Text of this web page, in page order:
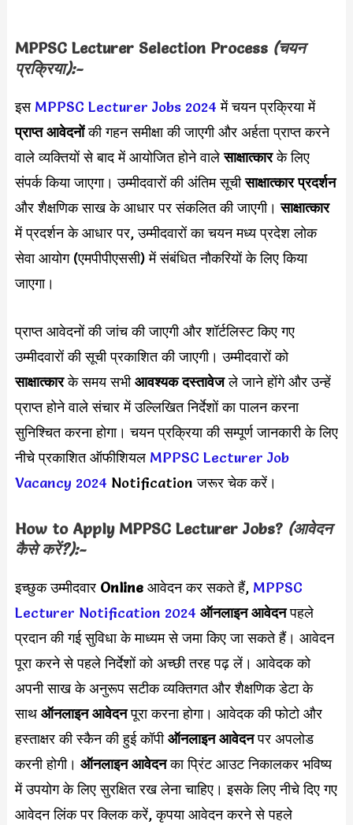
MPPSC Lecturer Selection Process (चयन
प्रक्रिया):-
इस MPPSC Lecturer Jobs 2024 में चयन प्रक्रिया में
प्राप्त आवेदनोंकी गहन समीक्षा की जाएगी और अर्हता प्राप्त करने
वाले व्यक्तियों से बाद में आयोजित होने वालेसाक्षात्कारके लिए
संपर्क किया जाएगा। उम्मीदवारों की अंतिम सूचीसाक्षात्कार प्रदर्शन
और शैक्षणिक साख के आधार पर संकलित की जाएगी।साक्षात्कार
में प्रदर्शन के आधार पर, उम्मीदवारों का चयन मध्य प्रदेश लोक
सेवा आयोग (एमपीपीएससी) में संबंधित नौकरियों के लिए किया
जाएगा।
प्राप्त आवेदनों की जांच की जाएगी और शॉर्टलिस्ट किए गए
उम्मीदवारों की सूची प्रकाशित की जाएगी। उम्मीदवारों को
साक्षात्कारके समय सभीआवश्यक दस्तावेजले जाने होंगे और उन्हें
प्राप्त होने वाले संचार में उल्लिखित निर्देशों का पालन करना
सुनिश्चित करना होगा। चयन प्रक्रिया की सम्पूर्ण जानकारी के लिए
नीचे प्रकाशित ऑफीशियल MPPSC Lecturer Job
Vacancy 2024 Notification जरूर चेक करें।
How to Apply MPPSC Lecturer Jobs?(आवेदन
कैसे करें?):-
इच्छुक उम्मीदवार Online आवेदन कर सकते हैं, MPPSC
Lecturer Notification 2024 ऑनलाइन आवेदनपहले
प्रदान की गई सुविधा के माध्यम से जमा किए जा सकते हैं। आवेदन
पूरा करने से पहले निर्देशों को अच्छी तरह पढ़ लें। आवेदक को
अपनी साख के अनुरूप सटीक व्यक्तिगत और शैक्षणिक डेटा के
साथ ऑनलाइन आवेदनपूरा करना होगा। आवेदक की फोटो और
हस्ताक्षर की स्कैन की हुई कॉपीऑनलाइन आवेदनपर अपलोड
करनी होगी। ऑनलाइन आवेदनका प्रिंट आउट निकालकर भविष्य
में उपयोग के लिए सुरक्षित रख लेना चाहिए। इसके लिए नीचे दिए गए
आवेदन लिंक पर क्लिक करें, कृपया आवेदन करने से पहले